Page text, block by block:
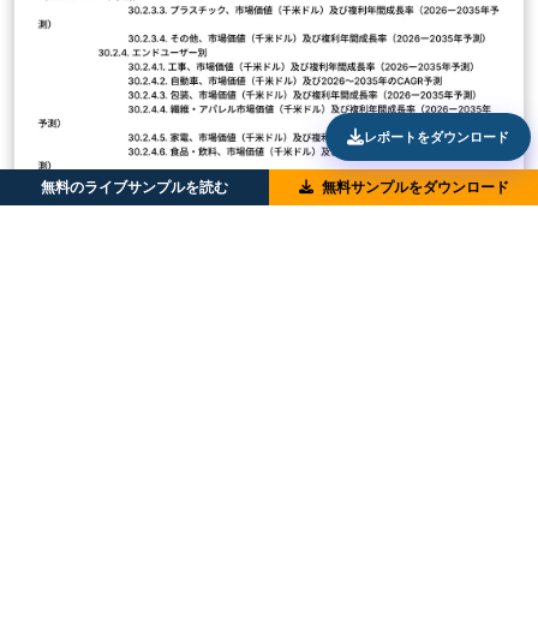
無料のライブサンプルを読む 無料サンプルをダウンロード
レポートをダウンロード